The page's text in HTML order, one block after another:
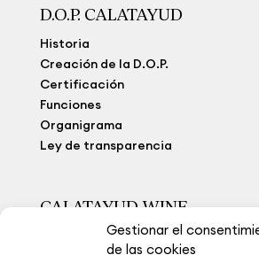
Gestionar el
de las cookies
D.O.P. CALATAYUD
Historia
Creación de la D.O.P.
Certificación
Funciones
Organigrama
Ley de transparencia
CALATAYUD WINE
Viñedo Extremo